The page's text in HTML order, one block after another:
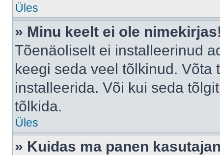
Üles
» Minu keelt ei ole
Tõenäoliselt ei installeerinud
keegi seda veel tõlkinud.
installeerida. Või kui seda
tõlkida.
Üles
» Kuidas ma panen